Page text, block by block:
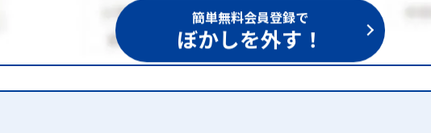
簡単無料会員登録で
ぼかしを外す！